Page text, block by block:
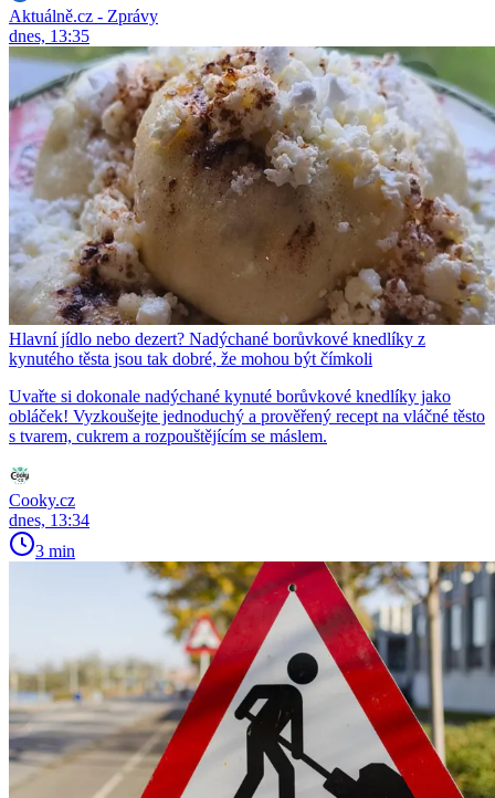
Aktuálně.cz - Zprávy
dnes, 13:35
Hlavní jídlo nebo dezert? Nadýchané borůvkové knedlíky z
kynutého těsta jsou tak dobré, že mohou být čímkoli
Uvařte si dokonale nadýchané kynuté borůvkové knedlíky jako
obláček! Vyzkoušejte jednoduchý a prověřený recept na vláčné těsto
s tvarem, cukrem a rozpouštějícím se máslem.
Cooky.cz
dnes, 13:34
3 min